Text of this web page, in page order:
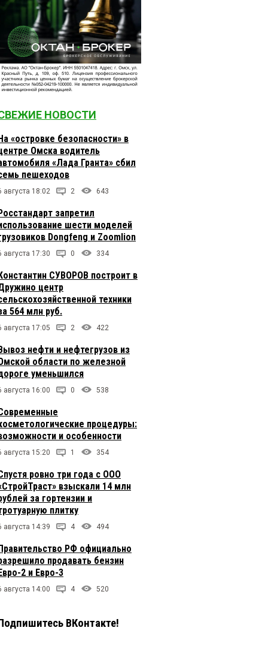
НОВОСТИ
«островке безопасности» в
Омска водитель
«Лада Гранта» сбил
пешеходов
августа 18:02 2 643
запретил
шести моделей
Dongfeng и Zoomlion
августа 17:30 0 334
СУВОРОВ построит в
центр
техники
564 млн руб.
августа 17:05 2 422
нефти и нефтегрузов из
области по железной
уменьшился
августа 16:00 0 538
процедуры:
и особенности
августа 15:20 1 354
ровно три года с ООО
взыскали 14 млн
за гортензии и
плитку
августа 14:39 4 494
РФ официально
продавать бензин
2 и Евро-3
августа 14:00 4 520
ВКонтакте!